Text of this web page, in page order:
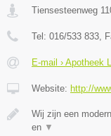
Tiensesteenweg
Tel: 016/533 833 ,
E-mail › Apotheek
Website: http://
Wij zijn een
en ▼